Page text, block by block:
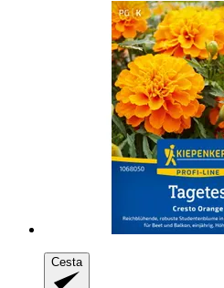
Cesta